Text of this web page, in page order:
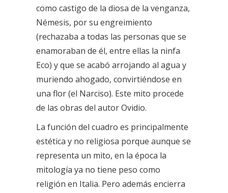
como castigo de la diosa de la venganza,
Némesis, por su engreimiento
(rechazaba a todas las personas que se
enamoraban de él, entre ellas la ninfa
Eco) y que se acabó arrojando al agua y
muriendo ahogado, convirtiéndose en
una flor (el Narciso). Este mito procede
de las obras del autor Ovidio.
La función del cuadro es principalmente
estética y no religiosa porque aunque se
representa un mito, en la época la
mitología ya no tiene peso como
religión en Italia. Pero además encierra